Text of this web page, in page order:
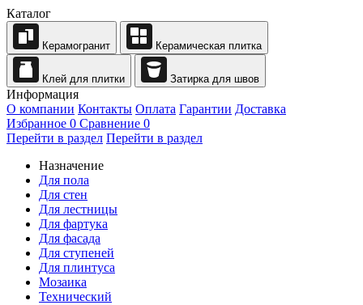
Каталог
Керамогранит Керамическая плитка
Клей для плитки Затирка для швов
Информация
О компании Контакты Оплата Гарантии Доставка
Избранное 0 Сравнение 0
Перейти в раздел Перейти в раздел
Назначение
Для пола
Для стен
Для лестницы
Для фартука
Для фасада
Для ступеней
Для плинтуса
Мозаика
Технический